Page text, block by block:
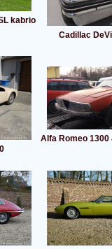
kabrio
Cadillac
Alfa Romeo 1300